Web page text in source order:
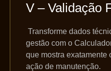
V – Validação
Transforme dados
gestão com o
que mostra exatamente
ação de manutenção.